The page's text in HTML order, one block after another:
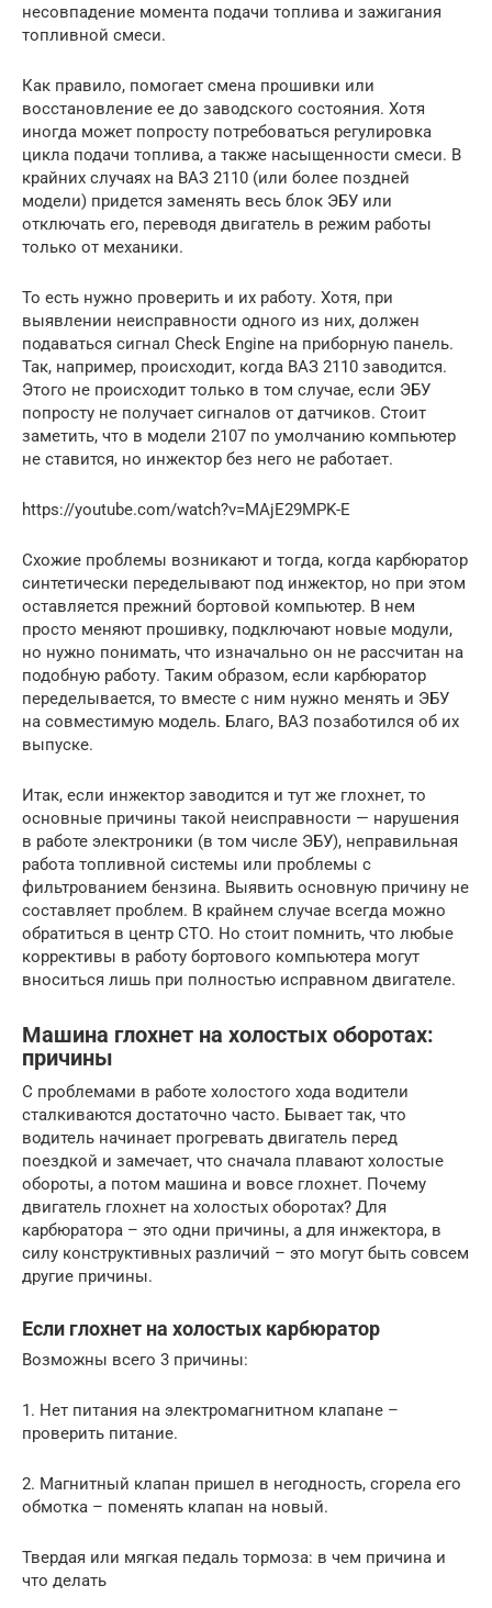
несовпадение момента подачи топлива и зажигания
топливной смеси.
Как правило, помогает смена прошивки или
восстановление ее до заводского состояния. Хотя
иногда может попросту потребоваться регулировка
цикла подачи топлива, а также насыщенности смеси. В
крайних случаях на ВАЗ 2110 (или более поздней
модели) придется заменять весь блок ЭБУ или
отключать его, переводя двигатель в режим работы
только от механики.
То есть нужно проверить и их работу. Хотя, при
выявлении неисправности одного из них, должен
подаваться сигнал Check Engine на приборную панель.
Так, например, происходит, когда ВАЗ 2110 заводится.
Этого не происходит только в том случае, если ЭБУ
попросту не получает сигналов от датчиков. Стоит
заметить, что в модели 2107 по умолчанию компьютер
не ставится, но инжектор без него не работает.
https://youtube.com/watch?v=MAjE29MPK-E
Схожие проблемы возникают и тогда, когда карбюратор
синтетически переделывают под инжектор, но при этом
оставляется прежний бортовой компьютер. В нем
просто меняют прошивку, подключают новые модули,
но нужно понимать, что изначально он не рассчитан на
подобную работу. Таким образом, если карбюратор
переделывается, то вместе с ним нужно менять и ЭБУ
на совместимую модель. Благо, ВАЗ позаботился об их
выпуске.
Итак, если инжектор заводится и тут же глохнет, то
основные причины такой неисправности — нарушения
в работе электроники (в том числе ЭБУ), неправильная
работа топливной системы или проблемы с
фильтрованием бензина. Выявить основную причину не
составляет проблем. В крайнем случае всегда можно
обратиться в центр СТО. Но стоит помнить, что любые
коррективы в работу бортового компьютера могут
вноситься лишь при полностью исправном двигателе.
Машина глохнет на холостых оборотах:
причины
С проблемами в работе холостого хода водители
сталкиваются достаточно часто. Бывает так, что
водитель начинает прогревать двигатель перед
поездкой и замечает, что сначала плавают холостые
обороты, а потом машина и вовсе глохнет. Почему
двигатель глохнет на холостых оборотах? Для
карбюратора – это одни причины, а для инжектора, в
силу конструктивных различий – это могут быть совсем
другие причины.
Если глохнет на холостых карбюратор
Возможны всего 3 причины:
1. Нет питания на электромагнитном клапане –
проверить питание.
2. Магнитный клапан пришел в негодность, сгорела его
обмотка – поменять клапан на новый.
Твердая или мягкая педаль тормоза: в чем причина и
что делать